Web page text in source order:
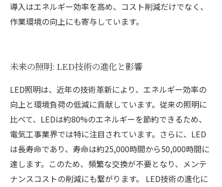
導入はエネルギー効率を高め、コスト削減だけでなく、
作業環境の向上にも寄与しています。
未来の照明: LED技術の進化と影響
LED照明は、近年の技術革新により、エネルギー効率の
向上と環境負荷の低減に貢献しています。従来の照明に
比べて、LEDは約80%のエネルギーを節約できるため、
電気工事業界では特に注目されています。さらに、LED
は長寿命であり、寿命は約25,000時間から50,000時間に
達します。このため、頻繁な交換が不要となり、メンテ
ナンスコストの削減にも繋がります。 LED技術の進化に